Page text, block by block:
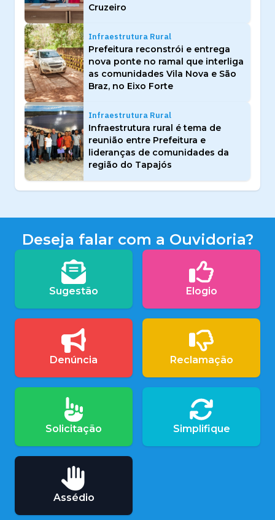
Cruzeiro
Infraestrutura Rural
Prefeitura reconstrói e entrega
nova ponte no ramal que interliga
as comunidades Vila Nova e São
Braz, no Eixo Forte
Infraestrutura Rural
Infraestrutura rural é tema de
reunião entre Prefeitura e
lideranças de comunidades da
região do Tapajós
Deseja falar com a Ouvidoria?
Sugestão Elogio
Denúncia Reclamação
Solicitação Simplifique
Assédio